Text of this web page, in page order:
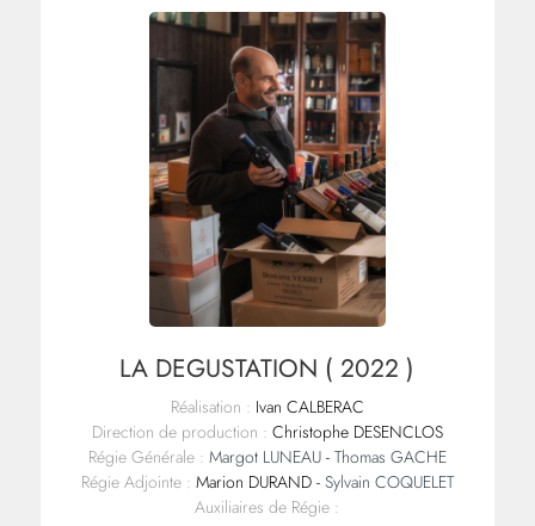
LA DEGUSTATION ( 2022 )
Réalisation : Ivan CALBERAC
Direction de production : Christophe DESENCLOS
Régie Générale : Margot LUNEAU- Thomas GACHE
Régie Adjointe : Marion DURAND - Sylvain COQUELET
Auxiliaires de Régie :